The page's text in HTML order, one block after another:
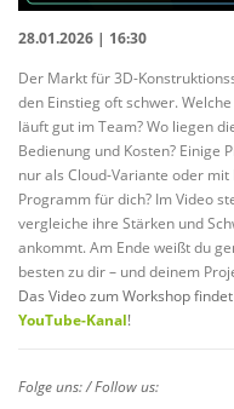
28.01.2026 | 16:30
Der Markt für 3D-
den Einstieg oft schwer.
läuft gut im Team? Wo liegen
Bedienung und Kosten? Einige
nur als Cloud-Variante oder
Programm für dich? Im Video
vergleiche ihre Stärken und
ankommt. Am Ende weißt du
besten zu dir – und deinem
Das Video zum Workshop
YouTube-Kanal!
Folge uns: / Follow us: